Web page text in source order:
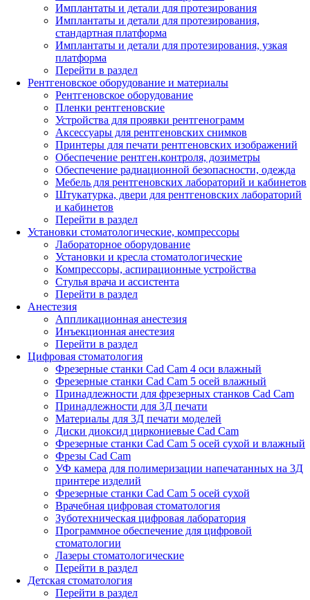
Имплантаты и детали для протезирования
Имплантаты и детали для протезирования,
стандартная платформа
Имплантаты и детали для протезирования, узкая
платформа
Перейти в раздел
Рентгеновское оборудование и материалы
Рентгеновское оборудование
Пленки рентгеновские
Устройства для проявки рентгенограмм
Аксессуары для рентгеновских снимков
Принтеры для печати рентгеновских изображений
Обеспечение рентген.контроля, дозиметры
Обеспечение радиационной безопасности, одежда
Мебель для рентгеновских лабораторий и кабинетов
Штукатурка, двери для рентгеновских лабораторий
и кабинетов
Перейти в раздел
Установки стоматологические, компрессоры
Лабораторное оборудование
Установки и кресла стоматологические
Компрессоры, аспирационные устройства
Стулья врача и ассистента
Перейти в раздел
Анестезия
Аппликационная анестезия
Инъекционная анестезия
Перейти в раздел
Цифровая стоматология
Фрезерные станки Cad Cam 4 оси влажный
Фрезерные станки Cad Cam 5 осей влажный
Принадлежности для фрезерных станков Cad Cam
Принадлежности для 3Д печати
Материалы для 3Д печати моделей
Диски диоксид циркониевые Cad Cam
Фрезерные станки Cad Cam 5 осей сухой и влажный
Фрезы Cad Cam
УФ камера для полимеризации напечатанных на 3Д
принтере изделий
Фрезерные станки Cad Cam 5 осей сухой
Врачебная цифровая стоматология
Зуботехническая цифровая лаборатория
Программное обеспечение для цифровой
стоматологии
Лазеры стоматологические
Перейти в раздел
Детская стоматология
Перейти в раздел